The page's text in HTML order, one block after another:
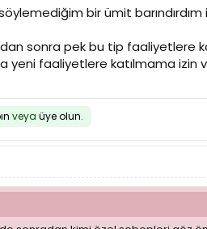
bir ümit barındırdım
sonra pek bu tip faaliyetlere
faaliyetlere katılmama izin
veya üye olun.